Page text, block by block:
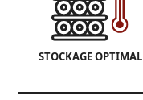
STOCKAGE OPTIMAL